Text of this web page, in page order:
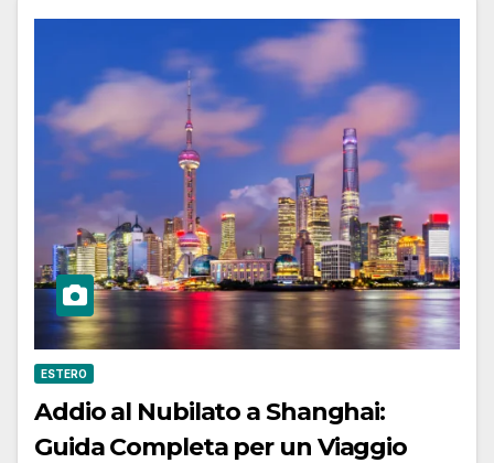
ESTERO
Addio al Nubilato a Shanghai:
Guida Completa per un Viaggio